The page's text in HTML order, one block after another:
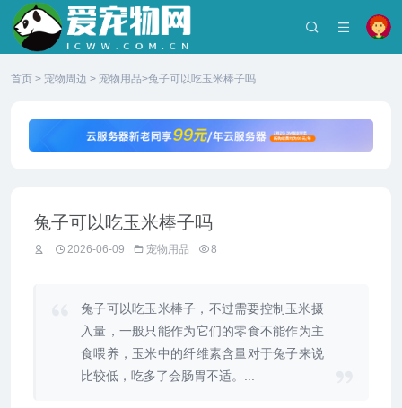
首页 > 宠物周边 > 宠物用品>兔子可以吃玉米棒子吗
兔子可以吃玉米棒子吗
2026-06-09 宠物用品 8
兔子可以吃玉米棒子，不过需要控制玉米摄
入量，一般只能作为它们的零食不能作为主
食喂养，玉米中的纤维素含量对于兔子来说
比较低，吃多了会肠胃不适。...